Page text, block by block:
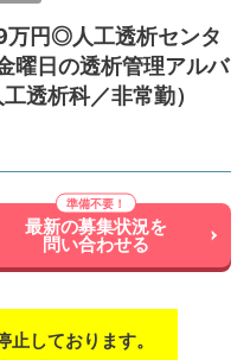
万円◎人工透析センタ
曜日の透析管理アルバ
透析科／非常勤）
最新の募集状況を
問い合わせる
しております。